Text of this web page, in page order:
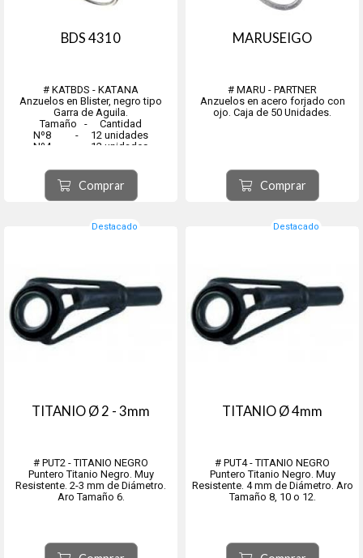
BDS 4310
# KATBDS - KATANA
Anzuelos en Blister, negro tipo
Garra de Aguila.
Tamaño - Cantidad
Nº8 - 12 unidades
Nº4 - 12 unidades
Nº1/0 - 12 unidades
Nº2/0 - 12 unidades
Nº3/0 - 12 unidades
Nº5/0 - ...
Comprar
MARUSEIGO
# MARU - PARTNER
Anzuelos en acero forjado con
ojo. Caja de 50 Unidades.
Comprar
Destacado
TITANIO Ø 2 - 3mm
# PUT2 - TITANIO NEGRO
Puntero Titanio Negro. Muy
Resistente. 2-3 mm de Diámetro.
Aro Tamaño 6.
Destacado
TITANIO Ø 4mm
# PUT4 - TITANIO NEGRO
Puntero Titanio Negro. Muy
Resistente. 4 mm de Diámetro. Aro
Tamaño 8, 10 o 12.